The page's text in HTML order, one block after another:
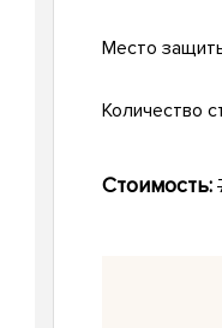
Место
Количество
Стоимость: